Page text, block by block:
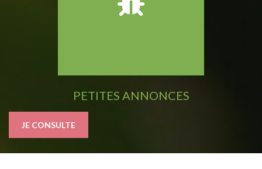
PETITES ANNONCES
JE CONSULTE